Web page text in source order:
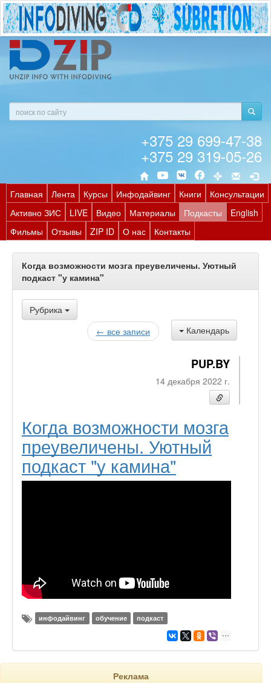
+375 29 699-47-38
+375 29 319-05-26
Главная Лента Курсы Инфодайвинг Книги
Консультации
Активно ЗИС
LIVE Видео Материалы Подкасты
English
Фильмы
Отзывы ZIP ID О нас Контакты
Когда возможности мозга преувеличены. Уютный
подкаст "у камина"
Рубрика
Календарь
← все записи
PUP.BY
14 декабря 2022 г.
Когда возможности мозга
преувеличены. Уютный
подкаст "у камина"
инфодайвинг обучение подкаст
Реклама